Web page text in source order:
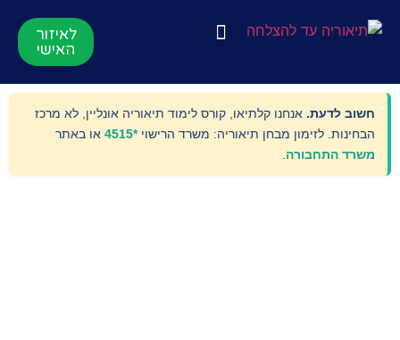
לאיזור
האישי
לדעת.אנחנו קלתיאו, קורס לימוד תיאוריה אונליין, לא מרכז
לזימון מבחן תיאוריה: משרד הרישוי*4515
או באתר
התחבורה.